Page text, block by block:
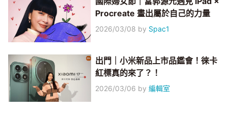
Procreate 畫出屬於自己的力量
2026/03/08 by Spac1
出門｜小米新品上市品鑑會！徠卡
紅標真的來了？！
2026/03/06 by編輯室